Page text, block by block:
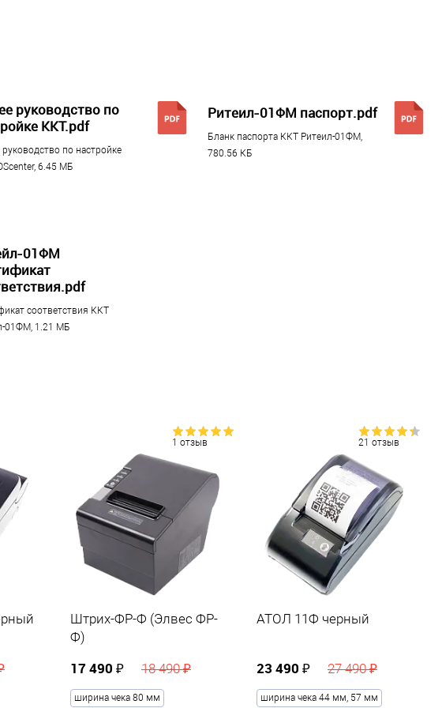
обеспечения
Другие товары
Другие товары
руководство по
ККТ.pdf
по настройке
6.45 МБ
Ритеил-01ФМ паспорт.pdf
Бланк паспорта ККТ Ритеил-01ФМ,
780.56 КБ
01ФМ
соответствия ККТ
01ФМ, 1.21 МБ
1 отзыв
Штрих-ФР-Ф (Элвес ФР-
Ф)
17 490 ₽ 18 490 ₽
ширина чека 80 мм
21 отзыв
АТОЛ 11Ф черный
23 490 ₽ 27 490 ₽
ширина чека 44 мм, 57 мм